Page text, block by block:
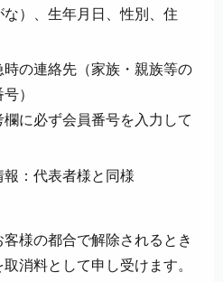
）、生年月日、性別、住
の連絡先（家族・親族等の
）
に必ず会員番号を入力して
：代表者様と同様
様の都合で解除されるとき
消料として申し受けます。